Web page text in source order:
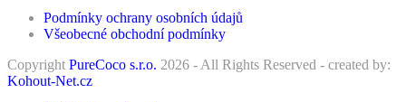
Podmínky ochrany osobních údajů
Všeobecné obchodní podmínky
Copyright PureCoco s.r.o. 2026 - All Rights Reserved - created by:
Kohout-Net.cz